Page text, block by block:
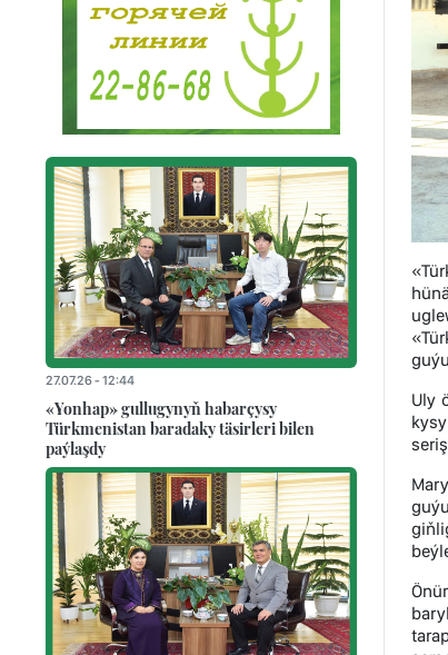
Uly
27.07.26 - 12:44
«Yonhap» gullugynyň habarçysy
Türkmenistan baradaky täsirleri bilen
paýlaşdy